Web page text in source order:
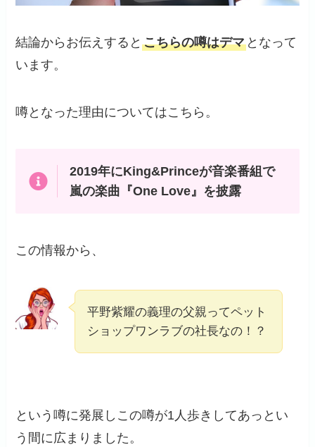
結論からお伝えするとこちらの噂はデマ となって
います。
噂となった理由についてはこちら。
2019年にKing&Princeが音楽番組で
嵐の楽曲『One Love』を披露
この情報から、
平野紫耀の義理の父親ってペット
ショップワンラブの社長なの！？
という噂に発展しこの噂が1人歩きしてあっとい
う間に広まりました。